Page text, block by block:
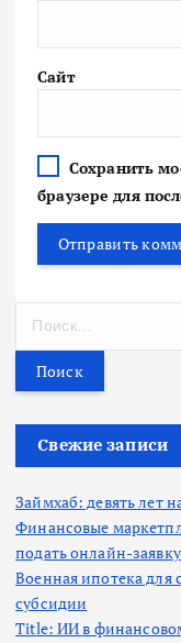
Сайт
Сохранить
браузере для
т
Свежие записи
Займхаб: девять лет
Финансовые
подать онлайн-
Военная ипотека для
субсидии
Title: ИИ в